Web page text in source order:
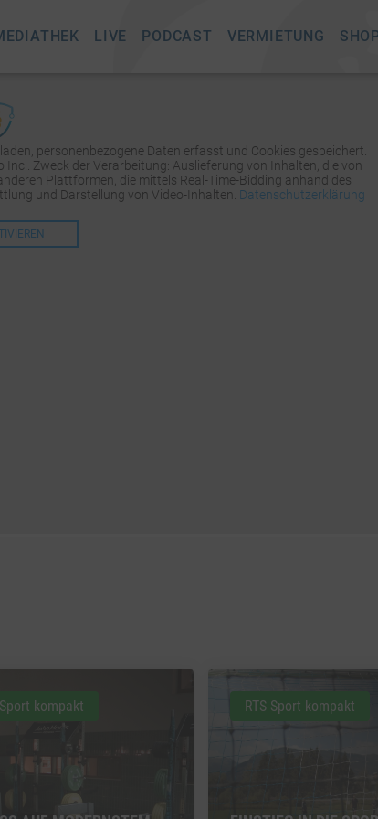
LIVE PODCAST VERMIETUNG
personenbezogene Daten erfasst und Cookies gespeichert.
Zweck der Verarbeitung: Auslieferung von Inhalten, die von
Plattformen, die mittels Real-Time-Bidding anhand des
und Darstellung von Video-Inhalten. Datenschutzerklärung
kompakt RTS Sport kompakt